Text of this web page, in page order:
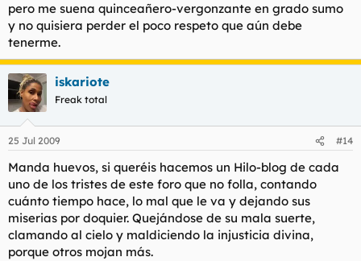
pero me suena quinceañero-vergonzante en grado sumo
y no quisiera perder el poco respeto que aún debe
tenerme.
iskariote
Freak total
25 Jul 2009 #14
Manda huevos, si queréis hacemos un Hilo-blog de cada
uno de los tristes de este foro que no folla, contando
cuánto tiempo hace, lo mal que le va y dejando sus
miserias por doquier. Quejándose de su mala suerte,
clamando al cielo y maldiciendo la injusticia divina,
porque otros mojan más.